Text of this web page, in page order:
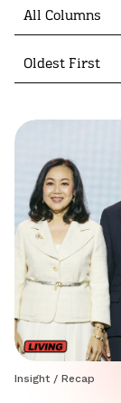
All Columns
Oldest First
Insight / Recap